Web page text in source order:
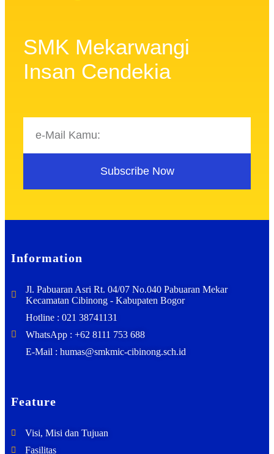
SMK Mekarwangi
Insan Cendekia
Subscribe Now
Information
Jl. Pabuaran Asri Rt. 04/07 No.040 Pabuaran Mekar
Kecamatan Cibinong - Kabupaten Bogor
Hotline : 021 38741131
WhatsApp : +62 8111 753 688
E-Mail : humas@smkmic-cibinong.sch.id
Feature
Visi, Misi dan Tujuan
Fasilitas